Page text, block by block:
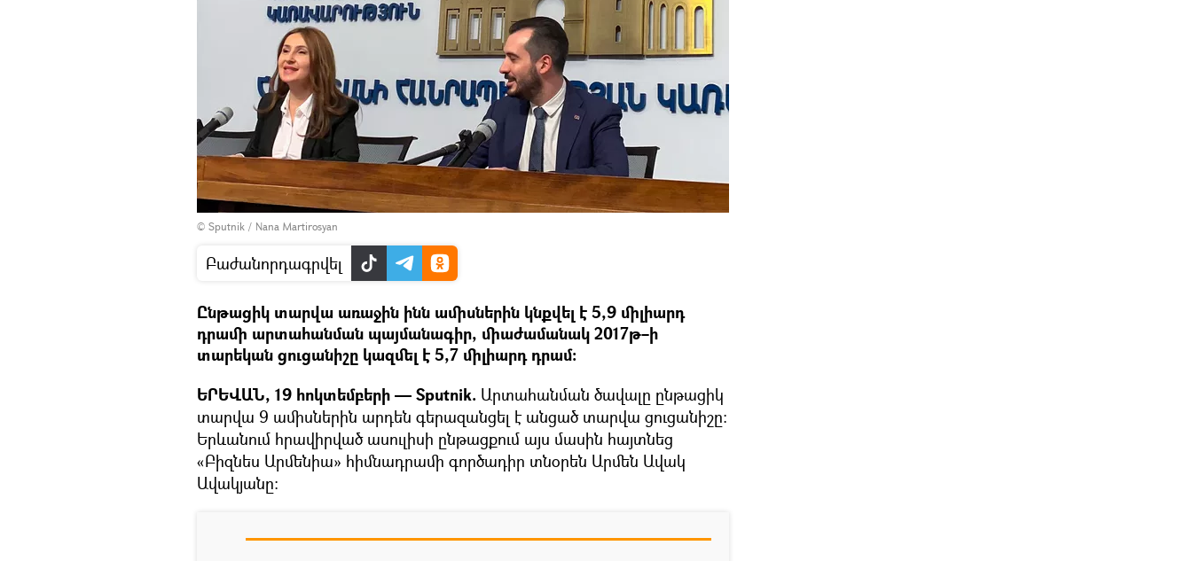
© Sputnik / Nana Martirosyan
Բաժանորդագրվել
Ընթացիկ տարվա առաջին ինն ամիսներին կնքվել է 5,9 միլիարդ
դրամի արտահանման պայմանագիր, միաժամանակ 2017թ–ի
տարեկան ցուցանիշը կազմել է 5,7 միլիարդ դրամ։
ԵՐԵՎԱՆ, 19 հոկտեմբերի — Sputnik. Արտահանման ծավալը ընթացիկ
տարվա 9 ամիսներին արդեն գերազանցել է անցած տարվա ցուցանիշը։
Երևանում հրավիրված ասուլիսի ընթացքում այս մասին հայտնեց
«Բիզնես Արմենիա» հիմնադրամի գործադիր տնօրեն Արմեն Ավակ
Ավակյանը։